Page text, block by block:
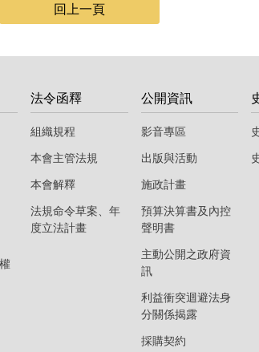
回上一頁
法令函釋
組織規程
本會主管法規
本會解釋
法規命令草案、年
度立法計畫
公開資訊
影音專區
出版與活動
施政計畫
預算決算書及內控
聲明書
主動公開之政府資
訊
利益衝突迴避法身
分關係揭露
採購契約